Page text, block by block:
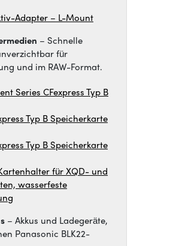
Adapter – L-Mount
– Schnelle
für
und im RAW-Format.
Series CFexpress Typ B
Typ B Speicherkarte
Typ B Speicherkarte
für XQD- und
wasserfeste
– Akkus und Ladegeräte,
Panasonic BLK22-